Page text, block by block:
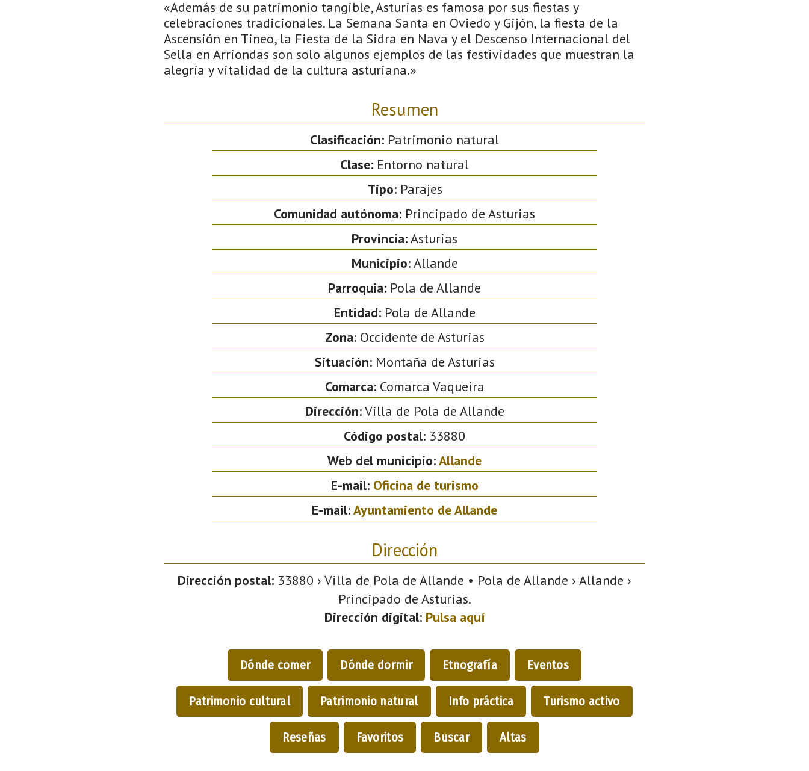
«Además de su patrimonio tangible, Asturias es famosa por sus fiestas y
celebraciones tradicionales. La Semana Santa en Oviedo y Gijón, la fiesta de la
Ascensión en Tineo, la Fiesta de la Sidra en Nava y el Descenso Internacional del
Sella en Arriondas son solo algunos ejemplos de las festividades que muestran la
alegría y vitalidad de la cultura asturiana.»
Resumen
Clasificación: Patrimonio natural
Clase: Entorno natural
Tipo:Parajes
Comunidad autónoma: Principado de Asturias
Provincia:Asturias
Municipio:Allande
Parroquia: Pola de Allande
Entidad:Pola de Allande
Zona:Occidente de Asturias
Situación:Montaña de Asturias
Comarca:Comarca Vaqueira
Dirección:Villa de Pola de Allande
Código postal: 33880
Web del municipio:Allande
E-mail: Oficina de turismo
E-mail:Ayuntamiento de Allande
Dirección
Dirección postal: 33880 › Villa de Pola de Allande • Pola de Allande › Allande ›
Principado de Asturias.
Dirección digital: Pulsa aquí
Dónde comer Dónde dormir Etnografía Eventos
Patrimonio cultural Patrimonio natural Info práctica Turismo activo
Reseñas Favoritos Buscar Altas